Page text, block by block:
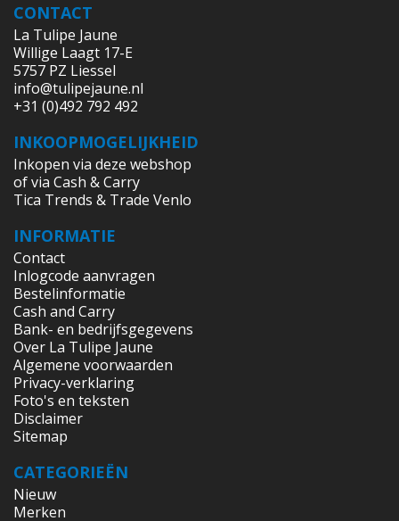
CONTACT
La Tulipe Jaune
Willige Laagt 17-E
5757 PZ Liessel
info@tulipejaune.nl
+31 (0)492 792 492
INKOOPMOGELIJKHEID
Inkopen via deze webshop
of via Cash & Carry
Tica Trends & Trade Venlo
INFORMATIE
Contact
Inlogcode aanvragen
Bestelinformatie
Cash and Carry
Bank- en bedrijfsgegevens
Over La Tulipe Jaune
Algemene voorwaarden
Privacy-verklaring
Foto's en teksten
Disclaimer
Sitemap
CATEGORIEËN
Nieuw
Merken